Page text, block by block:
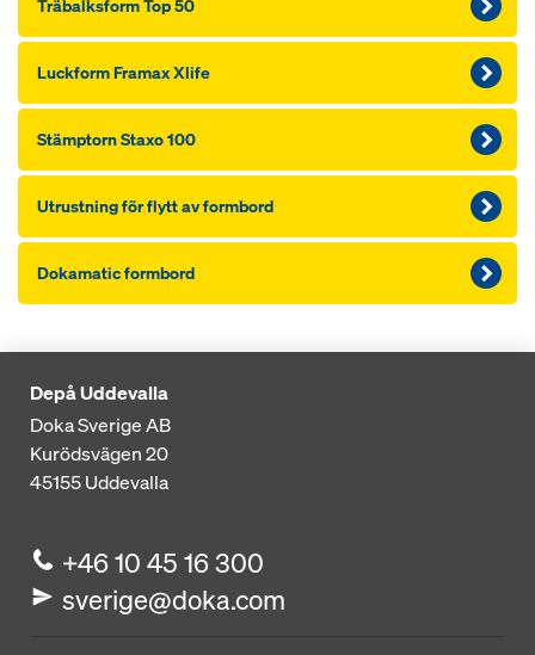
Träbalksform Top 50
Luckform Framax Xlife
Stämptorn Staxo 100
Utrustning för flytt av formbord
Dokamatic formbord
Depå Uddevalla
Doka Sverige AB
Kurödsvägen 20
45155Uddevalla
+46 10 45 16 300
sverige@doka.com